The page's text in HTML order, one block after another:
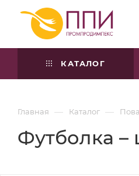
КАТАЛОГ
Главная — Каталог —
Футболка –